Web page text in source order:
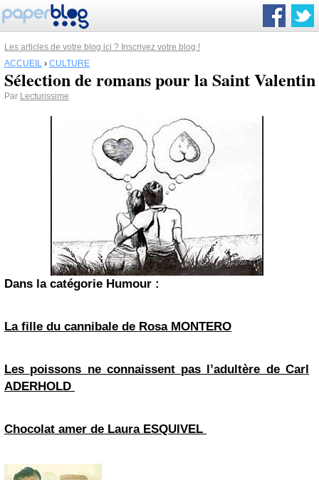
Les articles de votre blog ici ? Inscrivez votre blog !
ACCUEIL › CULTURE
Sélection de romans pour la Saint Valentin
Par Lecturissime
Dans la catégorie Humour :
La fille du cannibale de Rosa MONTERO
Les poissons ne connaissent pas l’adultère de Carl
ADERHOLD
Chocolat amer de Laura ESQUIVEL